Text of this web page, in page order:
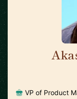
VP of Product